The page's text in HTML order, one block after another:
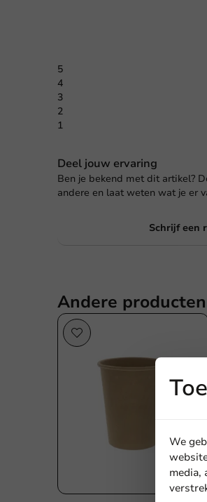
5
4
3
2
1
Deel jouw ervaring
Ben je bekend met dit artikel?
andere en laat weten wat je er
Schrijf een
Andere producten
We
media,